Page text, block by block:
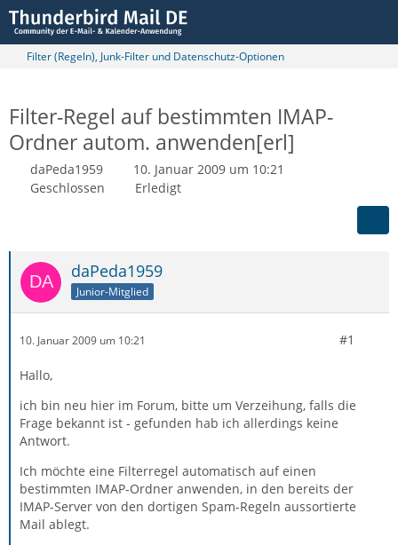
Filter (Regeln), Junk-Filter und Datenschutz-Optionen
Filter-Regel auf bestimmten IMAP-
Ordner autom. anwenden[erl]
daPeda1959
10. Januar 2009 um 10:21
Geschlossen
Erledigt
daPeda1959
Junior-Mitglied
10. Januar 2009 um 10:21 #1
Hallo,
ich bin neu hier im Forum, bitte um Verzeihung, falls die
Frage bekannt ist - gefunden hab ich allerdings keine
Antwort.
Ich möchte eine Filterregel automatisch auf einen
bestimmten IMAP-Ordner anwenden, in den bereits der
IMAP-Server von den dortigen Spam-Regeln aussortierte
Mail ablegt.